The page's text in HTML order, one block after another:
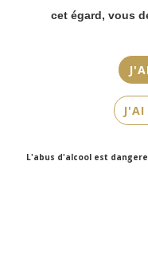
cet égard, vous
J'AI
L'abus d'alcool est
Grenache blanc, Viognier,
en